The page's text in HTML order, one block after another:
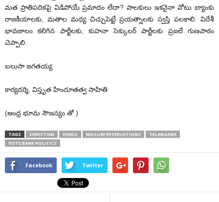
మత ప్రాతిపదికపై విడిపోయే ప్రమాదం లేదా? పాలకులు ఇకనైనా వోటు బ్యాంకు
రాజకీయాలకు, మతాల మధ్య చిచ్చుపెట్టే ప్రయత్నాలకు స్వస్తి పలకాలి. విదేశీ
భావజాలం కలిగిన పార్టీలకు, కుహనా సెక్కులర్ పార్టీలకు ప్రజలే గుణపాఠం
చెప్పాలి.
బలుసా జగతయ్య
కార్యదర్శి, విస్తృత హిందూతత్వ సాహితి
(ఆంధ్ర భూమ సౌజన్యం తో )
TAGS CHRISTIAN HINDU MUSLIM RESERVATIONS
TELANGANA
VOTE BANK POLITICS
Facebook Twitter